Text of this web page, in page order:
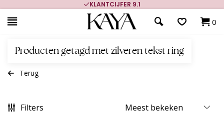
KLANTCIJFER 9.1
0
Producten getagd met zilveren tekst ring
Terug
Filters